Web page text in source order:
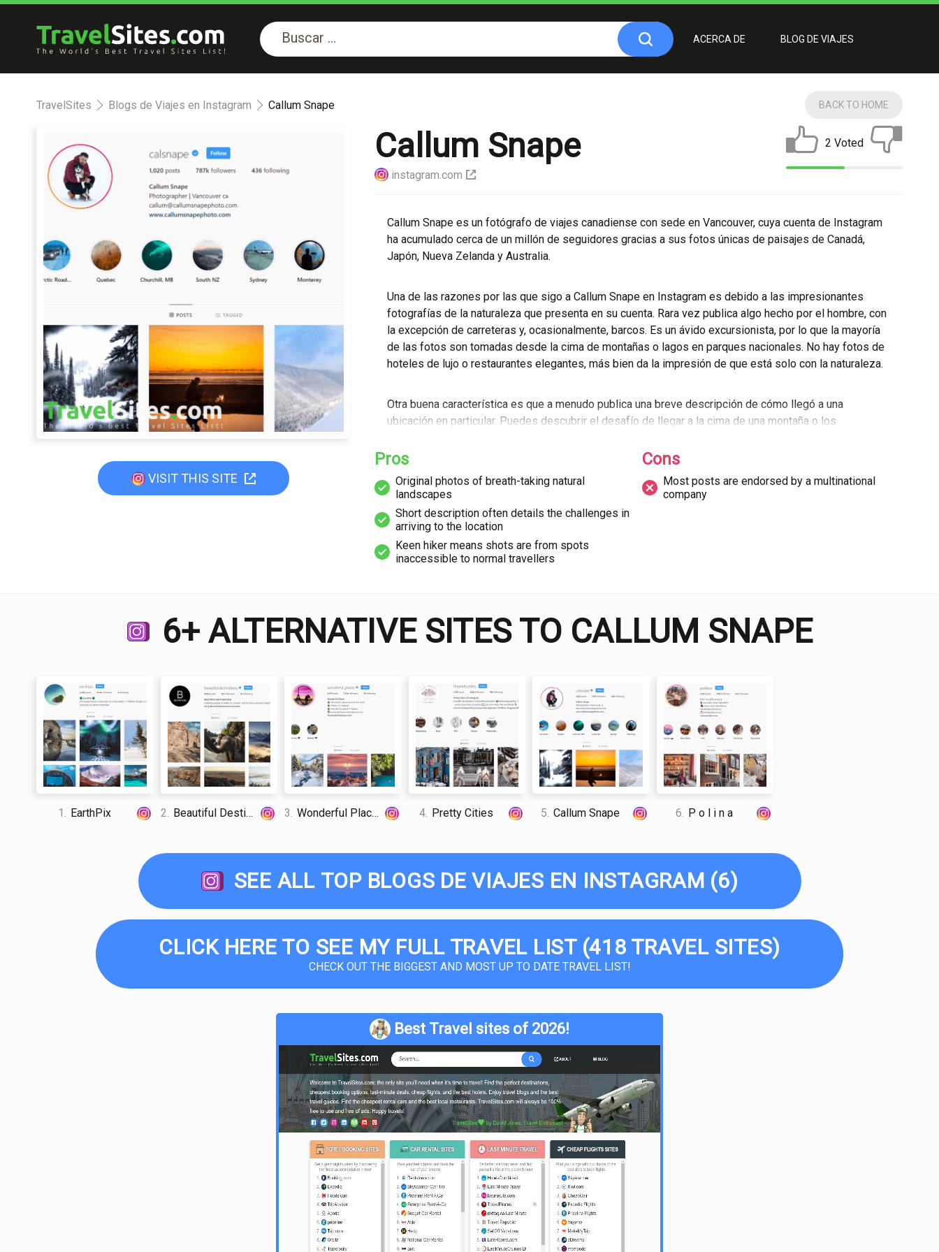
ACERCA DE BLOG DE VIAJES
TravelSites Blogs de Viajes en Instagram Callum Snape BACK TO HOME
VISIT THIS SITE
Callum Snape
instagram.com
2 Voted
Callum Snape es un fotógrafo de viajes canadiense con sede en Vancouver, cuya cuenta de Instagram
ha acumulado cerca de un millón de seguidores gracias a sus fotos únicas de paisajes de Canadá,
Japón, Nueva Zelanda y Australia.
Una de las razones por las que sigo a Callum Snape en Instagram es debido a las impresionantes
fotografías de la naturaleza que presenta en su cuenta. Rara vez publica algo hecho por el hombre, con
la excepción de carreteras y, ocasionalmente, barcos. Es un ávido excursionista, por lo que la mayoría
de las fotos son tomadas desde la cima de montañas o lagos en parques nacionales. No hay fotos de
hoteles de lujo o restaurantes elegantes, más bien da la impresión de que está solo con la naturaleza.
Otra buena característica es que a menudo publica una breve descripción de cómo llegó a una
ubicación en particular. Puedes descubrir el desafío de llegar a la cima de una montaña o los
espectadores la sensación de que se les está revelando un secreto. Dicho esto, algunos posts
No obstante, la razón por la cual Callum Snape puede publicar una amplia gama de fotos originales se
debe a las asociaciones pagadas a las que está conectado. Eso significa que la gran mayoría contiene
alguna forma de publicidad, ya sea en la descripción o en la ubicación. Aunque esto no distrae de la
imagen en sí misma, da una sensación ligeramente menos auténtica a la experiencia en su totalidad
David Jones
I am a professional travel writer and travel enthusiast who traveled the world twice, so I
Pros
Original photos of breath-taking natural
landscapes
Short description often details the challenges in
arriving to the location
Keen hiker means shots are from spots
inaccessible to normal travellers
Cons
Most posts are endorsed by a multinational
company
6+ ALTERNATIVE SITES TO CALLUM SNAPE
1. EarthPix 2. Beautiful Destination 3. Wonderful Places 4. Pretty Cities 5. Callum Snape 6. P o l i n a
SEE ALL TOP BLOGS DE VIAJES EN INSTAGRAM (6)
CLICK HERE TO SEE MY FULL TRAVEL LIST (418 TRAVEL SITES)
CHECK OUT THE BIGGEST AND MOST UP TO DATE TRAVEL LIST!
Best Travel sites of 2026!